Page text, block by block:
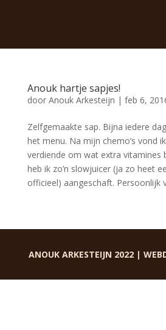
Anouk hartje sapjes!
door Anouk Arkesteijn | feb 6,
Zelfgemaakte sap. Bijna iedere
het menu. Na mijn chemo’s vond
verdiende om wat extra vitamines
heb ik zo’n slowjuicer (ja zo heet
officieel) aangeschaft. Persoonlijk
ANOUK ARKESTEIJN 2022 |